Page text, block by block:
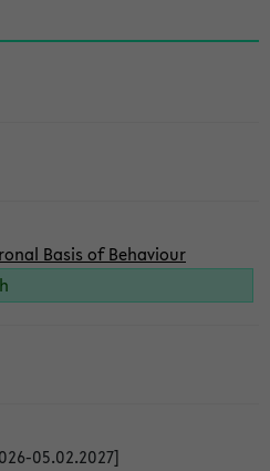
Basis of Behaviour
05.02.2027]